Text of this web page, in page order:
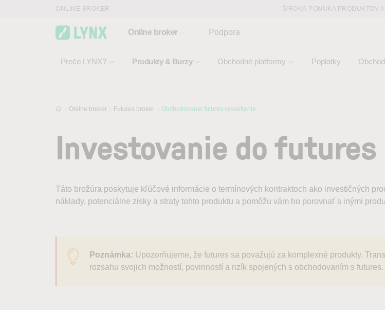
Skip to main contentONLINE BROKER ŠIROKÁ PONUKA PRODUKTOV
Online broker
Prečo LYNX? Produkty & Burzy Obchodné platformy Poplatky
Podpora
Online broker Futures broker Obchodovanie futures vysvetlenie
Investovanie do futures
Táto brožúra poskytuje kľúčové informácie o termínových kontraktoch ako investičných
náklady, potenciálne zisky a straty tohto produktu a pomôžu vám ho porovnať s inými
Poznámka: Upozorňujeme, že futures sa považujú za komplexné produkty.
rozsahu svojich možností, povinností a rizík spojených s obchodovaním s futures.